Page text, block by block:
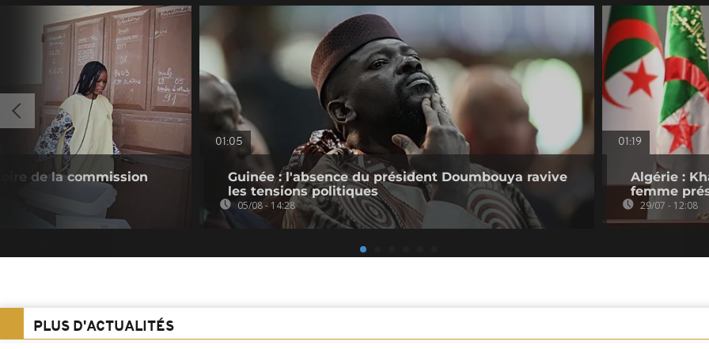
de la commission
01:05
Guinée : l'absence du président Doumbouya ravive
les tensions politiques
05/08 - 14:28
01:19
Algérie :
femme
29/07 - 12:08
PLUS D'ACTUALITÉS